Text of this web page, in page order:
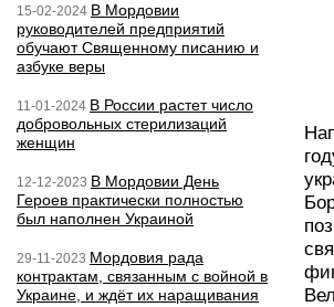
15-02-2024 В Мордовии
руководителей предприятий
обучают Священному писанию и
азбуке веры
11-01-2024 В России растет число
добровольных стерилизаций
женщин
12-12-2023 В Мордовии День
Героев практически полностью
был наполнен Украиной
29-11-2023 Мордовия рада
контрактам, связанным с войной в
Украине, и ждёт их наращивания